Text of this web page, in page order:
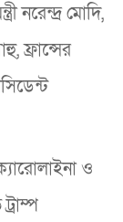
নরেন্দ্র মোদি,
ফ্রান্সের
ও